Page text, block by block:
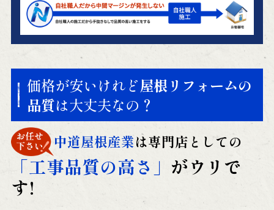
価格が安いけれど屋根リフォームの
品質は大丈夫なの？
中道屋根産業は専門店としての
「工事品質の高さ」 がウリで
す!